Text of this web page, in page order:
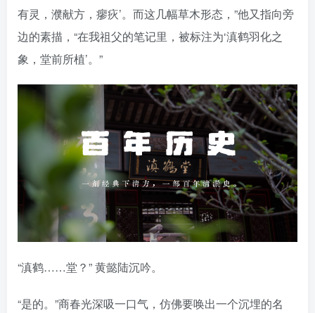
有灵，濮献方，瘳疢’。而这几幅草木形态，”他又指向旁
边的素描，“在我祖父的笔记里，被标注为‘滇鹤羽化之
象，堂前所植’。”
“滇鹤……堂？” 黄懿陆沉吟。
“是的。”商春光深吸一口气，仿佛要唤出一个沉埋的名